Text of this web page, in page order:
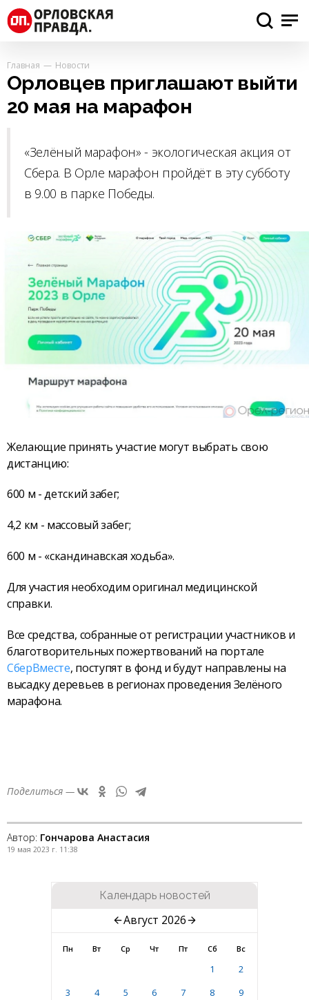
Главная Новости
Орловцев приглашают выйти
20 мая на марафон
«Зелёный марафон» - экологическая акция от
Сбера. В Орле марафон пройдёт в эту субботу
в 9.00 в парке Победы.
Желающие принять участие могут выбрать свою
дистанцию:
600 м - детский забег;
4,2 км - массовый забег;
600 м - «скандинавская ходьба».
Для участия необходим оригинал медицинской
справки.
Все средства, собранные от регистрации участников и
благотворительных пожертвований на портале
СберВместе, поступят в фонд и будут направлены на
высадку деревьев в регионах проведения Зелёного
марафона.
Поделиться —
Автор: Гончарова Анастасия
19 мая 2023 г. 11:38
Календарь новостей
Август 2026
Пн Вт Ср Чт Пт Сб Вс
1
2
3
4 5 6 7 8
9